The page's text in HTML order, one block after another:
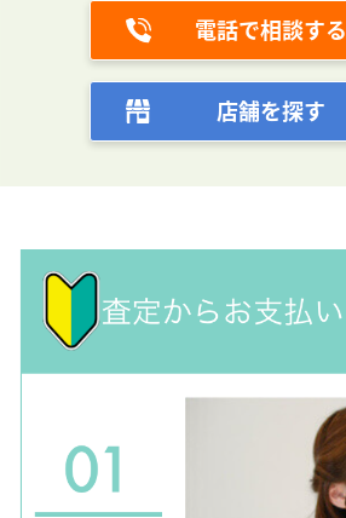
電話で相談する
店舗を探す